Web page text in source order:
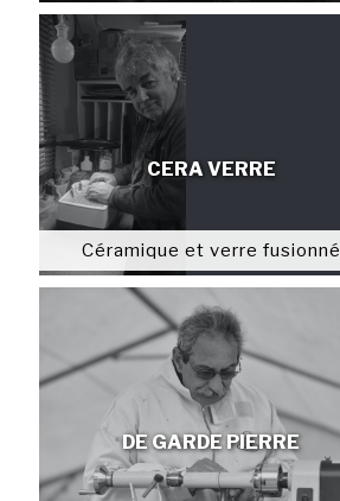
CERA VERRE
Céramique et verre fusionné
DE GARDE PIERRE